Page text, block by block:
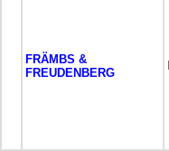
FRÄMBS &
FREUDENBERG